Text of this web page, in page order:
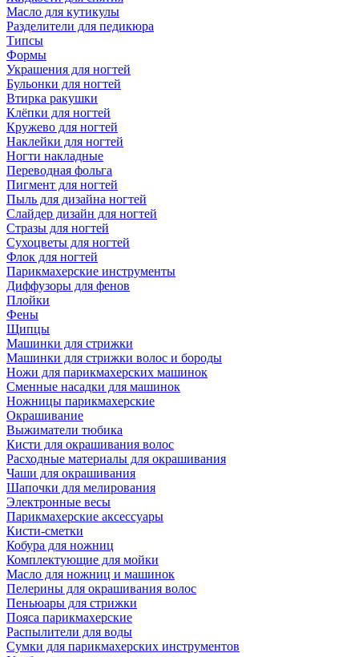
Масло для кутикулы
Разделители для педикюра
Типсы
Формы
Украшения для ногтей
Бульонки для ногтей
Втирка ракушки
Клёпки для ногтей
Кружево для ногтей
Наклейки для ногтей
Ногти накладные
Переводная фольга
Пигмент для ногтей
Пыль для дизайна ногтей
Слайдер дизайн для ногтей
Стразы для ногтей
Сухоцветы для ногтей
Флок для ногтей
Парикмахерские инструменты
Диффузоры для фенов
Плойки
Фены
Щипцы
Машинки для стрижки
Машинки для стрижки волос и бороды
Ножи для парикмахерских машинок
Сменные насадки для машинок
Ножницы парикмахерские
Окрашивание
Выжиматели тюбика
Кисти для окрашивания волос
Расходные материалы для окрашивания
Чаши для окрашивания
Шапочки для мелирования
Электронные весы
Парикмахерские аксессуары
Кисти-сметки
Кобура для ножниц
Комплектующие для мойки
Масло для ножниц и машинок
Пелерины для окрашивания волос
Пеньюары для стрижки
Пояса парикмахерские
Распылители для воды
Сумки для парикмахерских инструментов